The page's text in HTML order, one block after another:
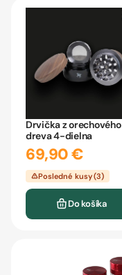
Drvička z orechového
dreva 4-dielna
69,90 €
Posledné kusy (3)
Do košíka